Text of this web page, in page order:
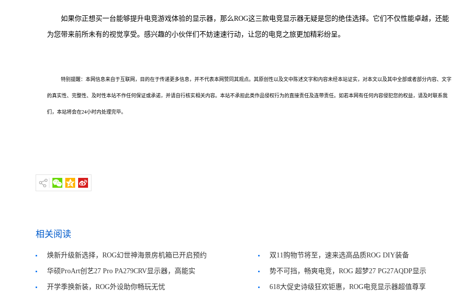
如果你正想买一台能够提升电竞游戏体验的显示器，那么ROG这三款电竞显示器无疑是您的绝佳选择。它们不仅性能卓越，还能
为您带来前所未有的视觉享受。感兴趣的小伙伴们不妨速速行动，让您的电竞之旅更加精彩纷呈。
特别提醒：本网信息来自于互联网，目的在于传递更多信息，并不代表本网赞同其观点。其原创性以及文中陈述文字和内容未经本站证实，对本文以及其中全部或者部分内容、文字
的真实性、完整性、及时性本站不作任何保证或承诺，并请自行核实相关内容。本站不承担此类作品侵权行为的直接责任及连带责任。如若本网有任何内容侵犯您的权益，请及时联系我
们，本站将会在24小时内处理完毕。
相关阅读
焕新升级新选择，ROG幻世神海景房机箱已开启预约
抢购
双11购物节将至，速来选高品质ROG DIY装备
华硕ProArt创艺27 Pro PA279CRV显示器，高能实
力，创作者优选！
势不可挡，畅爽电竞，ROG 超梦27 PG27AQDP显示
器开启预售！
开学季换新装，ROG外设助你畅玩无忧 618大促史诗级狂欢钜惠，ROG电竞显示器超值尊享